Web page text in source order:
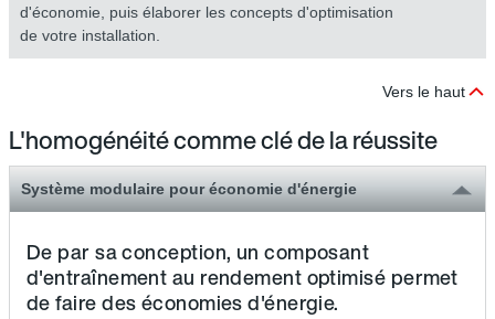
d'économie, puis élaborer les concepts d'optimisation
de votre installation.
Vers le haut
L'homogénéité comme clé de la réussite
Système modulaire pour économie d'énergie
De par sa conception, un composant
d'entraînement au rendement optimisé permet
de faire des économies d'énergie.